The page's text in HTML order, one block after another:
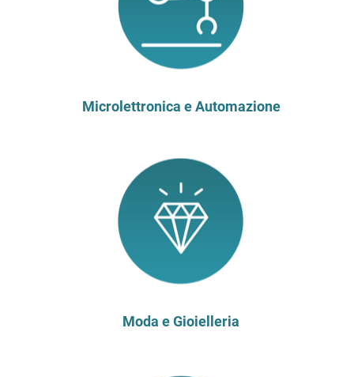
Microlettronica e Automazione
Moda e Gioielleria